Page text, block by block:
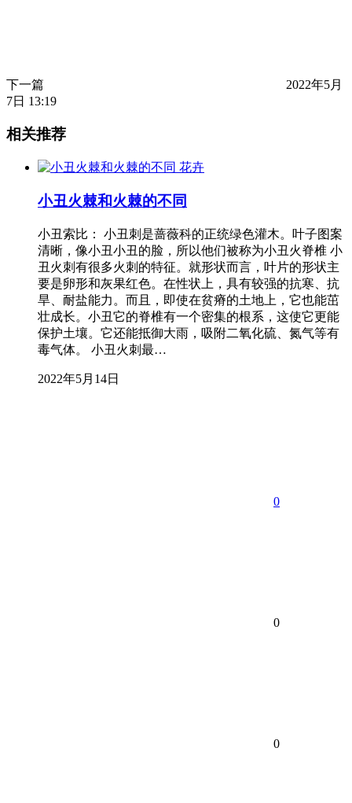
下一篇
2022年5月
7日 13:19
相关推荐
花卉
小丑火棘和火棘的不同
小丑索比： 小丑刺是蔷薇科的正统绿色灌木。叶子图案
清晰，像小丑小丑的脸，所以他们被称为小丑火脊椎 小
丑火刺有很多火刺的特征。就形状而言，叶片的形状主
要是卵形和灰果红色。在性状上，具有较强的抗寒、抗
旱、耐盐能力。而且，即使在贫瘠的土地上，它也能茁
壮成长。小丑它的脊椎有一个密集的根系，这使它更能
保护土壤。它还能抵御大雨，吸附二氧化硫、氮气等有
毒气体。 小丑火刺最…
2022年5月14日
0
0
0